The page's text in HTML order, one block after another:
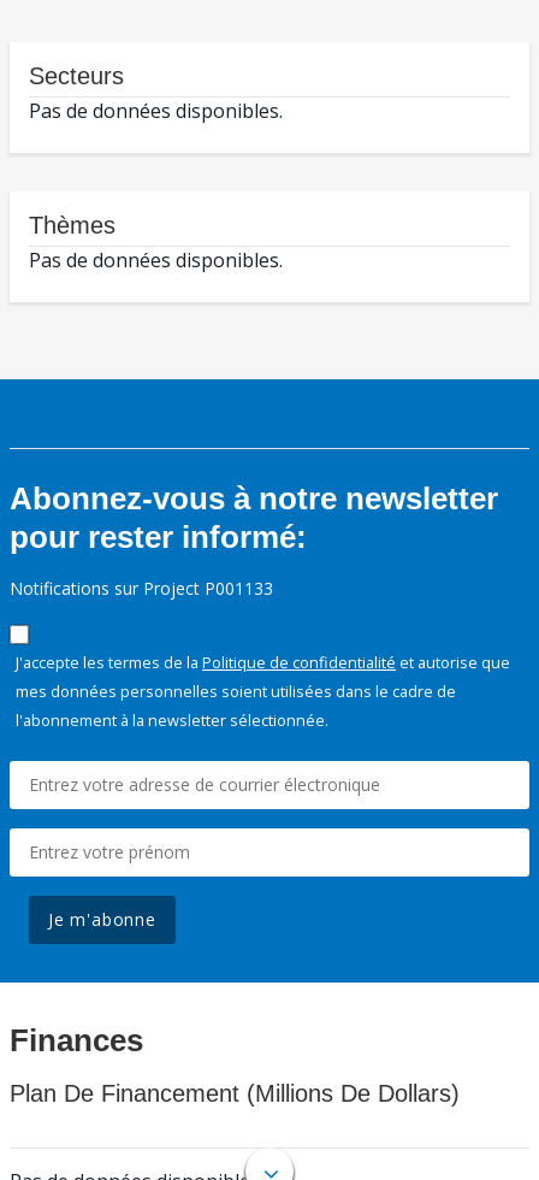
Secteurs
Pas de données disponibles.
Thèmes
Pas de données disponibles.
Abonnez-vous à notre newsletter
pour rester informé:
Notifications sur Project P001133
J'accepte les termes de la Politique de confidentialité et autorise que
mes données personnelles soient utilisées dans le cadre de
l'abonnement à la newsletter sélectionnée.
Je m'abonne
Finances
Plan De Financement (Millions De Dollars)